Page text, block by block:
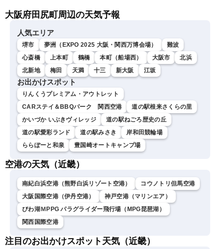
スLiVEモーニング・松本真
大阪府田尻町周辺の天気予報
人気エリア
堺市 夢洲（EXPO 2025 大阪・関西万博会場）
難波
心斎橋
上本町 鶴橋 本町（船場西） 大阪市
北浜
北新地
梅田 天満 十三 新大阪 江坂
お出かけスポット
りんくうプレミアム・アウトレット
CARステイ＆BBQパーク 関西空港
道の駅根来さくらの里
かいづか いぶきヴィレッジ
道の駅ねごろ歴史の丘
道の駅愛彩ランド
道の駅みさき
岸和田競輪場
ららぽーと和泉
豊国崎オートキャンプ場
空港の天気（近畿）
南紀白浜空港（熊野白浜リゾート空港）
コウノトリ但馬空港
大阪国際空港（伊丹空港）
神戸空港（マリンエア）
びわ湖ＭPPG パラグライダー飛行場（MPG琵琶湖）
関西国際空港
注目のお出かけスポット天気（近畿）